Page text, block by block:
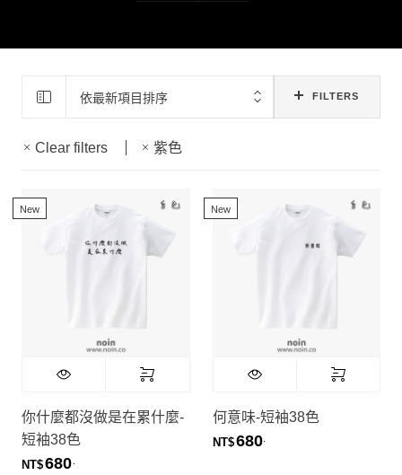
短袖T 348
純色素T(短袖)
依最新項目排序 FILTERS
Clear filters 紫色
New
你什麼都沒做是在累什麼-
短袖38色
NT$680
New
何意味-短袖38色
NT$680